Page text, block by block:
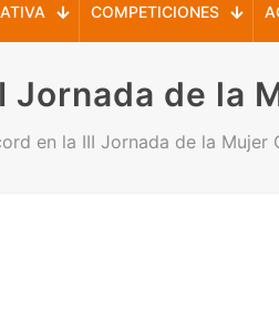
COMPETICIONES
de la
en la III Jornada de la Mujer